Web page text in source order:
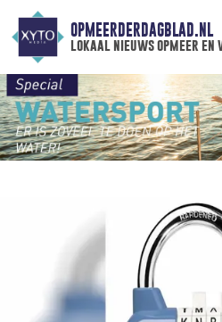
OPMEERDERDAGBLAD.NL
lokaal nieuws opmeer